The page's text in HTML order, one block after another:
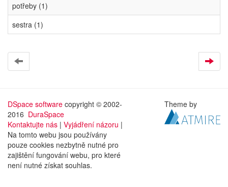
potřeby (1)
sestra (1)
DSpace software copyright © 2002-
2016 DuraSpace
Kontaktujte nás | Vyjádření názoru |
Na tomto webu jsou používány
pouze cookies nezbytně nutné pro
zajištění fungování webu, pro které
není nutné získat souhlas.
Theme by